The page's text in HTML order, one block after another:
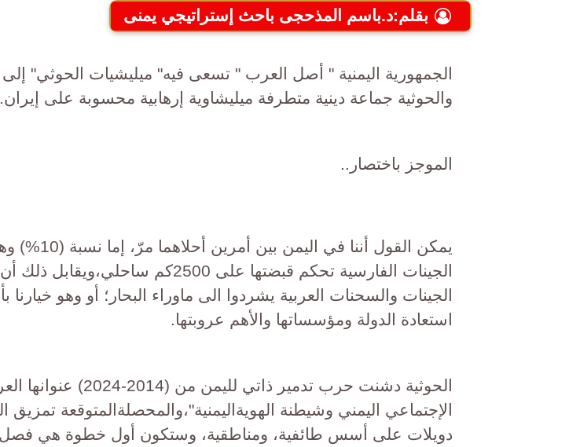
بقلم:د.باسم المذحجى باحث إستراتيجي يمنى
الجمهورية اليمنية " أصل العرب " تسعى فيه" ميليشيات الحوثي" إلى
والحوثية جماعة دينية متطرفة ميليشاوية إرهابية محسوبة على إيران.
الموجز باختصار..
يمكن القول أننا في
الجينات والسحنات العربية يشردوا الى ماوراء البحار؛ أو وهو
استعادة الدولة ومؤسساتها والأهم عروبتها.
الحوثية دشنت حرب تدمير ذاتي
الإجتماعي اليمني وشيطنة الهويةاليمنية"،والمحصلةالمتوقعة تمزيق
دويلات على أسس طائفية، ومناطقية، وستكون أول خطوة هي